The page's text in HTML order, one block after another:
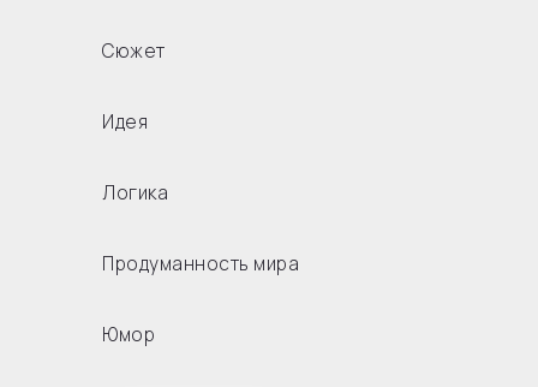
Сюжет
Идея
Логика
Продуманность мира
Юмор